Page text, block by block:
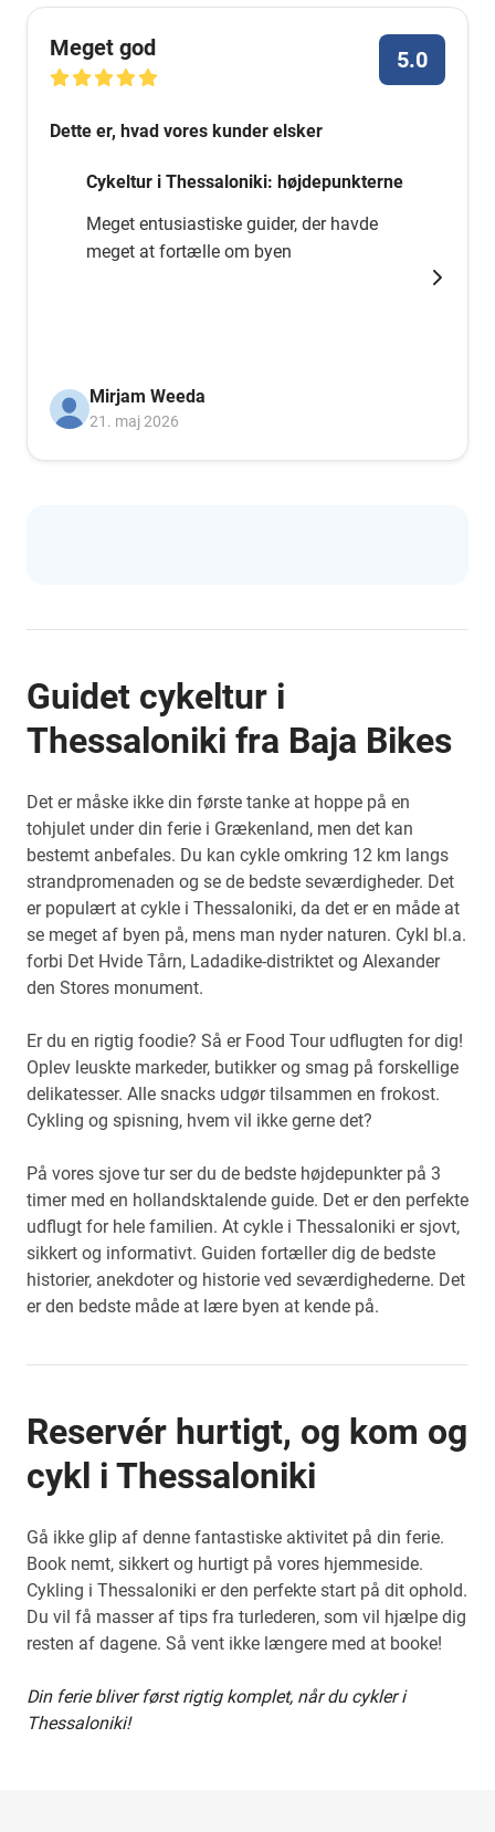
Meget god 5.0
Dette er, hvad vores kunder elsker
Cykeltur i Thessaloniki: højdepunkterne
Meget entusiastiske guider, der havde
meget at fortælle om byen
Mirjam Weeda
21. maj 2026
Guidet cykeltur i
Thessaloniki fra Baja Bikes
Det er måske ikke din første tanke at hoppe på en
tohjulet under din ferie i Grækenland, men det kan
bestemt anbefales. Du kan cykle omkring 12 km langs
strandpromenaden og se de bedste seværdigheder. Det
er populært at cykle i Thessaloniki, da det er en måde at
se meget af byen på, mens man nyder naturen. Cykl bl.a.
forbi Det Hvide Tårn, Ladadike-distriktet og Alexander
den Stores monument.
Er du en rigtig foodie? Så er Food Tour udflugten for dig!
Oplev leuskte markeder, butikker og smag på forskellige
delikatesser. Alle snacks udgør tilsammen en frokost.
Cykling og spisning, hvem vil ikke gerne det?
På vores sjove tur ser du de bedste højdepunkter på 3
timer med en hollandsktalende guide. Det er den perfekte
udflugt for hele familien. At cykle i Thessaloniki er sjovt,
sikkert og informativt. Guiden fortæller dig de bedste
historier, anekdoter og historie ved seværdighederne. Det
er den bedste måde at lære byen at kende på.
Reservér hurtigt, og kom og
cykl i Thessaloniki
Gå ikke glip af denne fantastiske aktivitet på din ferie.
Book nemt, sikkert og hurtigt på vores hjemmeside.
Cykling i Thessaloniki er den perfekte start på dit ophold.
Du vil få masser af tips fra turlederen, som vil hjælpe dig
resten af dagene. Så vent ikke længere med at booke!
Din ferie bliver først rigtig komplet, når du cykler i
Thessaloniki!